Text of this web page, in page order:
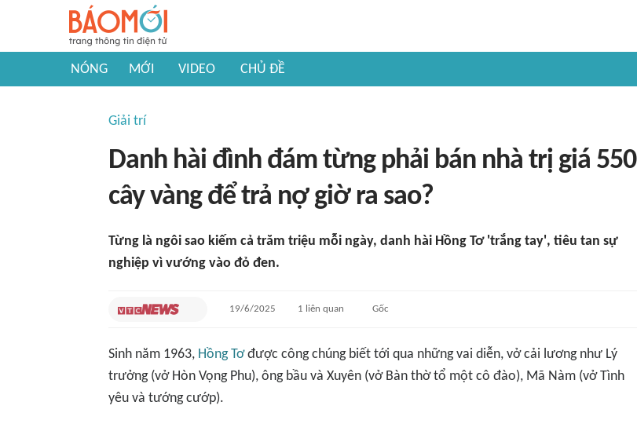
NÓNG MỚI VIDEO CHỦ ĐỀ
Giải trí
Danh hài đình đám từng phải bán nhà trị giá 550
cây vàng để trả nợ giờ ra sao?
Từng là ngôi sao kiếm cả trăm triệu mỗi ngày, danh hài Hồng Tơ 'trắng tay', tiêu tan sự
nghiệp vì vướng vào đỏ đen.
19/6/2025 1 liên quan Gốc
Sinh năm 1963, Hồng Tơđược công chúng biết tới qua những vai diễn, vở cải lương như Lý
trưởng (vở Hòn Vọng Phu), ông bầu và Xuyên (vở Bàn thờ tổ một cô đào), Mã Nàm (vởTình
yêu và tướng cướp).